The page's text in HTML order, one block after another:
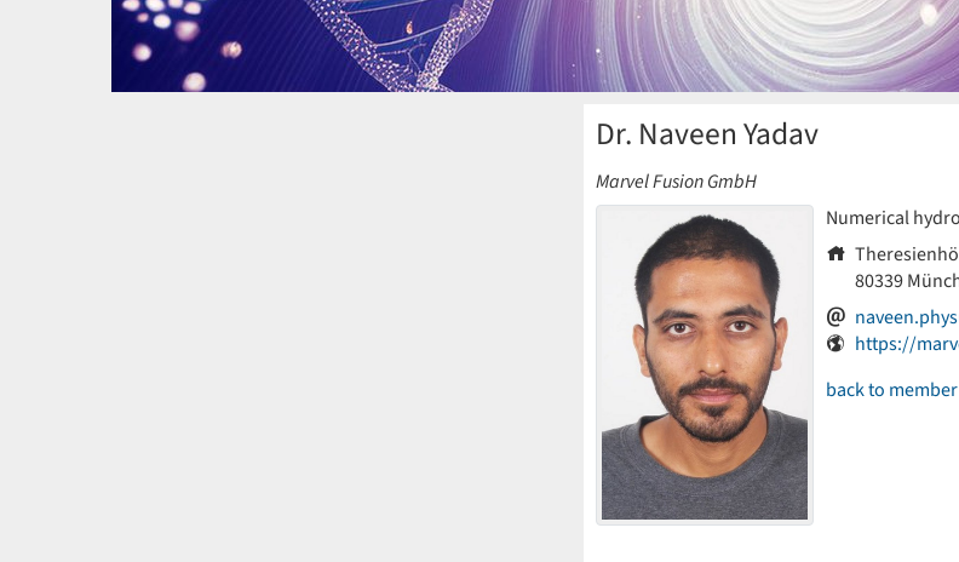
Dr. Naveen Yadav
Marvel Fusion GmbH
Numerical
80339
https://
back to